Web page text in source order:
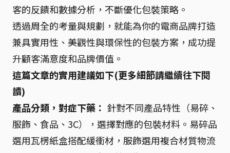
客的反饋和數據分析，不斷優化包裝策略。
透過周全的考量與規劃，就能為你的電商品牌打造
兼具實用性、美觀性與環保性的包裝方案，成功提
升顧客滿意度和品牌價值。
這篇文章的實用建議如下(更多細節請繼續往下閱
讀)
產品分類，對症下藥： 針對不同產品特性（易碎、
服飾、食品、3C），選擇對應的包裝材料。易碎品
選用瓦楞紙盒搭配緩衝材，服飾選用複合材質物流